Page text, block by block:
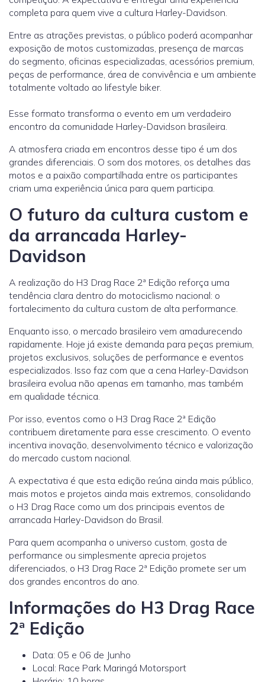
completa para quem vive a cultura Harley-Davidson.
Entre as atrações previstas, o público poderá acompanhar
exposição de motos customizadas, presença de marcas
do segmento, oficinas especializadas, acessórios premium,
peças de performance, área de convivência e um ambiente
totalmente voltado ao lifestyle biker.
Esse formato transforma o evento em um verdadeiro
encontro da comunidade Harley-Davidson brasileira.
A atmosfera criada em encontros desse tipo é um dos
grandes diferenciais. O som dos motores, os detalhes das
motos e a paixão compartilhada entre os participantes
criam uma experiência única para quem participa.
O futuro da cultura custom e
da arrancada Harley-
Davidson
A realização do H3 Drag Race 2ª Edição reforça uma
tendência clara dentro do motociclismo nacional: o
fortalecimento da cultura custom de alta performance.
Enquanto isso, o mercado brasileiro vem amadurecendo
rapidamente. Hoje já existe demanda para peças premium,
projetos exclusivos, soluções de performance e eventos
especializados. Isso faz com que a cena Harley-Davidson
brasileira evolua não apenas em tamanho, mas também
em qualidade técnica.
Por isso, eventos como o H3 Drag Race 2ª Edição
contribuem diretamente para esse crescimento. O evento
incentiva inovação, desenvolvimento técnico e valorização
do mercado custom nacional.
A expectativa é que esta edição reúna ainda mais público,
mais motos e projetos ainda mais extremos, consolidando
o H3 Drag Race como um dos principais eventos de
arrancada Harley-Davidson do Brasil.
Para quem acompanha o universo custom, gosta de
performance ou simplesmente aprecia projetos
diferenciados, o H3 Drag Race 2ª Edição promete ser um
dos grandes encontros do ano.
Informações do H3 Drag Race
2ª Edição
Data: 05 e 06 de Junho
Local: Race Park Maringá Motorsport